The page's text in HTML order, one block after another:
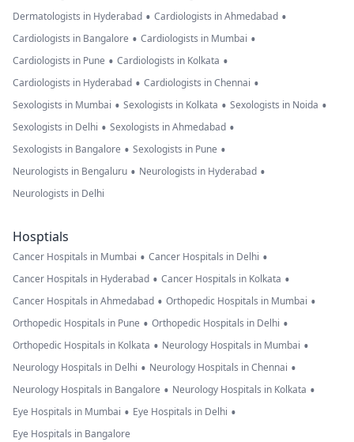
Dermatologists in Hyderabad • Cardiologists in Ahmedabad •
Cardiologists in Bangalore • Cardiologists in Mumbai •
Cardiologists in Pune • Cardiologists in Kolkata •
Cardiologists in Hyderabad • Cardiologists in Chennai •
Sexologists in Mumbai • Sexologists in Kolkata • Sexologists in Noida •
Sexologists in Delhi • Sexologists in Ahmedabad •
Sexologists in Bangalore • Sexologists in Pune •
Neurologists in Bengaluru • Neurologists in Hyderabad •
Neurologists in Delhi
Hosptials
Cancer Hospitals in Mumbai • Cancer Hospitals in Delhi •
Cancer Hospitals in Hyderabad • Cancer Hospitals in Kolkata •
Cancer Hospitals in Ahmedabad • Orthopedic Hospitals in Mumbai •
Orthopedic Hospitals in Pune • Orthopedic Hospitals in Delhi •
Orthopedic Hospitals in Kolkata • Neurology Hospitals in Mumbai •
Neurology Hospitals in Delhi • Neurology Hospitals in Chennai •
Neurology Hospitals in Bangalore • Neurology Hospitals in Kolkata •
Eye Hospitals in Mumbai • Eye Hospitals in Delhi •
Eye Hospitals in Bangalore